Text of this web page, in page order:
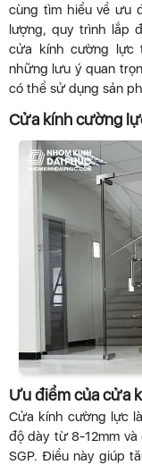
cùng tìm hiểu về ưu
lượng, quy trình lắp
cửa kính cường lực
những lưu ý quan
có thể sử dụng sản
Cửa kính cường
Ưu điểm của cửa
Cửa kính cường lực
độ dày từ 8-12mm
SGP. Điều này giúp